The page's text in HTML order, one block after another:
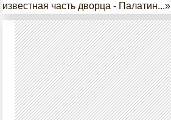
известная часть дворца - Палатин...»